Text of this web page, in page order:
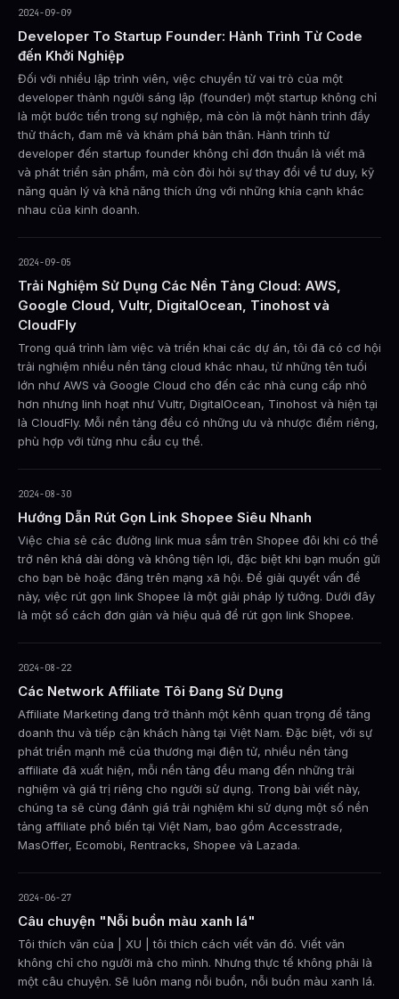
2024-09-09
Developer To Startup Founder: Hành Trình Từ Code
đến Khởi Nghiệp
Đối với nhiều lập trình viên, việc chuyển từ vai trò của một
developer thành người sáng lập (founder) một startup không chỉ
là một bước tiến trong sự nghiệp, mà còn là một hành trình đầy
thử thách, đam mê và khám phá bản thân. Hành trình từ
developer đến startup founder không chỉ đơn thuần là viết mã
và phát triển sản phẩm, mà còn đòi hỏi sự thay đổi về tư duy, kỹ
năng quản lý và khả năng thích ứng với những khía cạnh khác
nhau của kinh doanh.
2024-09-05
Trải Nghiệm Sử Dụng Các Nền Tảng Cloud: AWS,
Google Cloud, Vultr, DigitalOcean, Tinohost và
CloudFly
Trong quá trình làm việc và triển khai các dự án, tôi đã có cơ hội
trải nghiệm nhiều nền tảng cloud khác nhau, từ những tên tuổi
lớn như AWS và Google Cloud cho đến các nhà cung cấp nhỏ
hơn nhưng linh hoạt như Vultr, DigitalOcean, Tinohost và hiện tại
là CloudFly. Mỗi nền tảng đều có những ưu và nhược điểm riêng,
phù hợp với từng nhu cầu cụ thể.
2024-08-30
Hướng Dẫn Rút Gọn Link Shopee Siêu Nhanh
Việc chia sẻ các đường link mua sắm trên Shopee đôi khi có thể
trở nên khá dài dòng và không tiện lợi, đặc biệt khi bạn muốn gửi
cho bạn bè hoặc đăng trên mạng xã hội. Để giải quyết vấn đề
này, việc rút gọn link Shopee là một giải pháp lý tưởng. Dưới đây
là một số cách đơn giản và hiệu quả để rút gọn link Shopee.
2024-08-22
Các Network Affiliate Tôi Đang Sử Dụng
Affiliate Marketing đang trở thành một kênh quan trọng để tăng
doanh thu và tiếp cận khách hàng tại Việt Nam. Đặc biệt, với sự
phát triển mạnh mẽ của thương mại điện tử, nhiều nền tảng
affiliate đã xuất hiện, mỗi nền tảng đều mang đến những trải
nghiệm và giá trị riêng cho người sử dụng. Trong bài viết này,
chúng ta sẽ cùng đánh giá trải nghiệm khi sử dụng một số nền
tảng affiliate phổ biến tại Việt Nam, bao gồm Accesstrade,
MasOffer, Ecomobi, Rentracks, Shopee và Lazada.
2024-06-27
Câu chuyện "Nỗi buồn màu xanh lá"
Tôi thích văn của | XU | tôi thích cách viết văn đó. Viết văn
không chỉ cho người mà cho mình. Nhưng thực tế không phải là
một câu chuyện. Sẽ luôn mang nỗi buồn, nỗi buồn màu xanh lá.